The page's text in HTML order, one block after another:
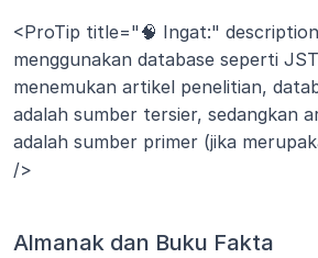
<ProTip title="🧠 Ingat:"
menggunakan database seperti
menemukan artikel penelitian,
adalah sumber tersier, sedangkan
adalah sumber primer (jika
/>
Almanak dan Buku Fakta